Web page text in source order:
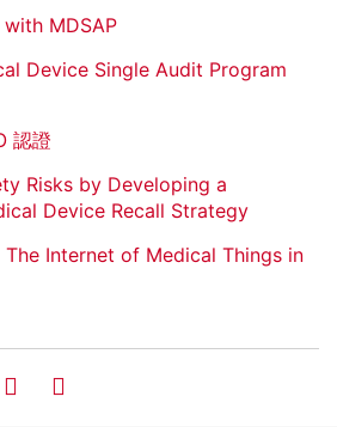
MDSAP
Device Single Audit Program
認證
Risks by Developing a
Device Recall Strategy
The Internet of Medical Things in